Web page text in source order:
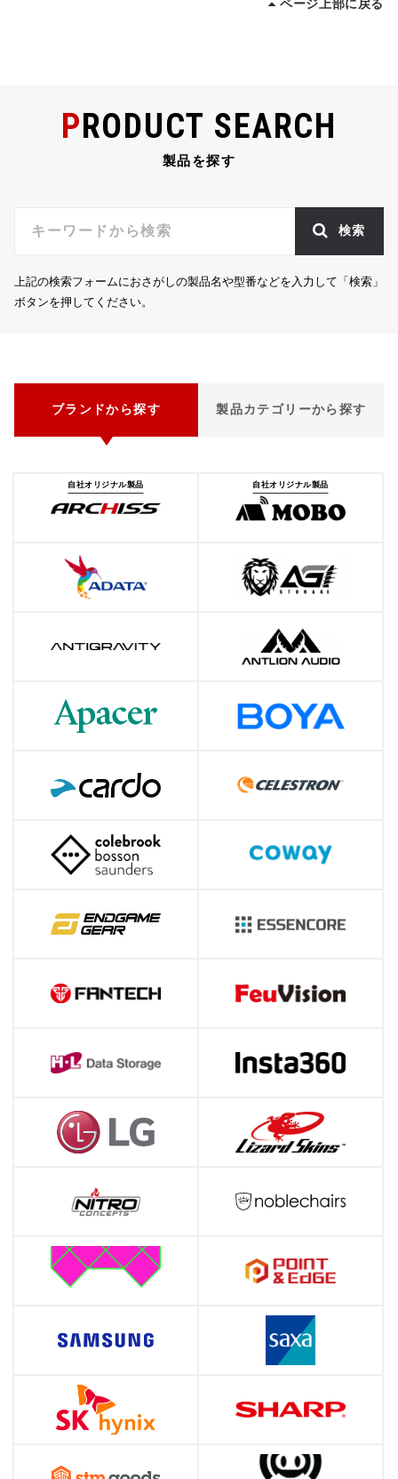
ページ上部に戻る
PRODUCT SEARCH
製品を探す
検索
上記の検索フォームにおさがしの製品名や型番などを入力して「検索」
ボタンを押してください。
ブランドから探す 製品カテゴリーから探す
自社オリジナル製品 自社オリジナル製品